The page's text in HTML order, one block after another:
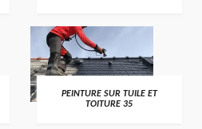
PEINTURE SUR TUILE ET
TOITURE 35